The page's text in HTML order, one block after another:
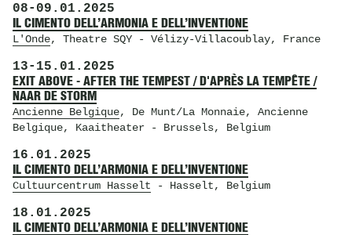
08- 09.01.2025
IL CIMENTO DELL’ARMONIA E DELL’INVENTIONE
L'Onde, Theatre SQY- Vélizy-Villacoublay, France
13- 15.01.2025
EXIT ABOVE - AFTER THE TEMPEST / D'APRÈS LA TEMPÊTE /
NAAR DE STORM
Ancienne Belgique, De Munt/La Monnaie, Ancienne
Belgique, Kaaitheater- Brussels, Belgium
16.01.2025
IL CIMENTO DELL’ARMONIA E DELL’INVENTIONE
Cultuurcentrum Hasselt - Hasselt, Belgium
18.01.2025
IL CIMENTO DELL’ARMONIA E DELL’INVENTIONE